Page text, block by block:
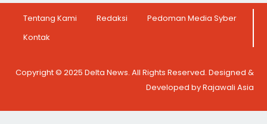
Tentang Kami Redaksi
Pedoman Media Syber
Kontak
Copyright © 2025 Delta News. All Rights Reserved. Designed &
Developed by Rajawali Asia